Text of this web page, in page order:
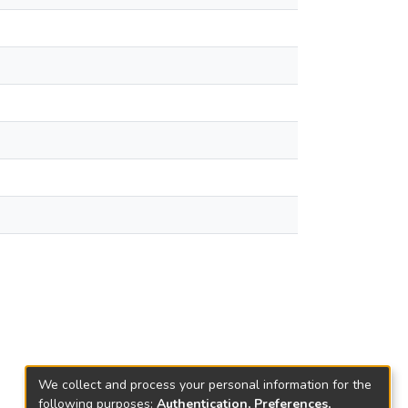
We collect and process your personal information for the
following purposes: Authentication, Preferences,